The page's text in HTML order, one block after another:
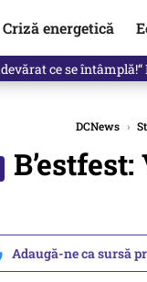
Criză energetică
buletin electronic,
DCNews ›
Adaugă-ne ca sursă